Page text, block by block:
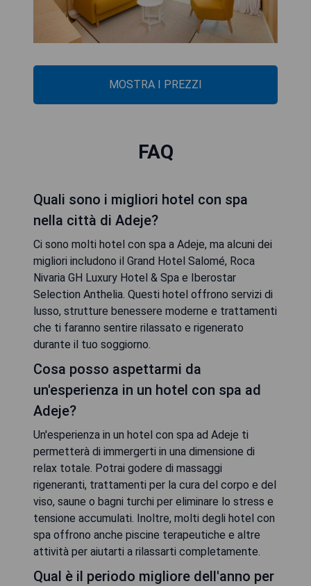
MOSTRA I PREZZI
FAQ
Quali sono i migliori hotel con spa
nella città di Adeje?
Ci sono molti hotel con spa a Adeje, ma alcuni dei
migliori includono il Grand Hotel Salomé, Roca
Nivaria GH Luxury Hotel & Spa e Iberostar
Selection Anthelia. Questi hotel offrono servizi di
lusso, strutture benessere moderne e trattamenti
che ti faranno sentire rilassato e rigenerato
durante il tuo soggiorno.
Cosa posso aspettarmi da
un'esperienza in un hotel con spa ad
Adeje?
Un'esperienza in un hotel con spa ad Adeje ti
permetterà di immergerti in una dimensione di
relax totale. Potrai godere di massaggi
rigeneranti, trattamenti per la cura del corpo e del
viso, saune o bagni turchi per eliminare lo stress e
tensione accumulati. Inoltre, molti degli hotel con
spa offrono anche piscine terapeutiche e altre
attività per aiutarti a rilassarti completamente.
Qual è il periodo migliore dell'anno per